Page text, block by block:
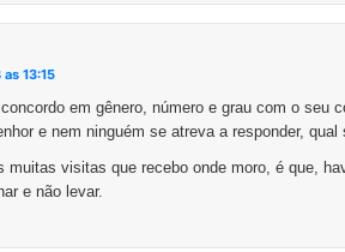
13:15
em gênero, número e grau com o seu
e nem ninguém se atreva a responder, qual
muitas visitas que recebo onde moro, é que,
e não levar.